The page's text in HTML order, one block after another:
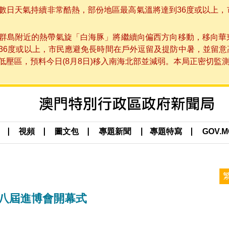
日天氣持續非常酷熱，部份地區最高氣溫將達到36度或以上
島附近的熱帶氣旋「白海豚」將繼續向偏西方向移動，移向
度或以上，市民應避免長時間在戶外逗留及提防中暑，並留
壓區，預料今日(8月8日)移入南海北部並減弱。本局正密切
視頻 圖文包 專題新聞 專題特寫
屆進博會開幕式